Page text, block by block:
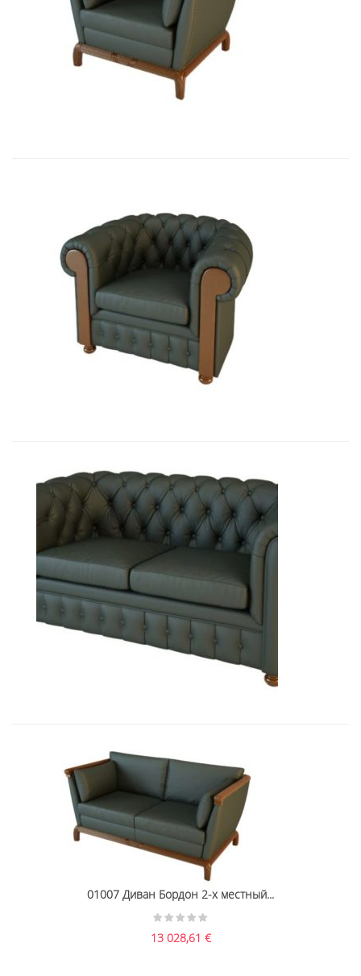
01006 Кресло Бордон...
9 434,46
01009B Кресло Честер, подлокот...
10 348,80
01010 Диван Честер 2-х местный...
11 965,80€
01007 Диван Бордон 2-х местный...
13 028,61 €